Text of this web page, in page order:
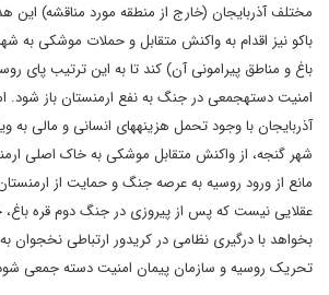
مختلف آذربایجان (خارج از منطقه مورد مناقشه) این
باغ و مناطق پیرامونی آن) کند تا به این ترتیب پای
امنیت دسته­جمعی در جنگ به نفع ارمنستان باز شود.
آذربایجان با وجود تحمل هزینه­های انسانی و مالی به
شهر گنجه، از واکنش متقابل موشکی به خاک اصلی
مانع از ورود روسیه به عرصه جنگ و حمایت از
عقلایی نیست که پس از پیروزی در جنگ دوم قره­ باغ،
بخواهد با درگیری نظامی در کریدور ارتباطی نخجوان
تحریک روسیه و سازمان پیمان امنیت دسته جمعی